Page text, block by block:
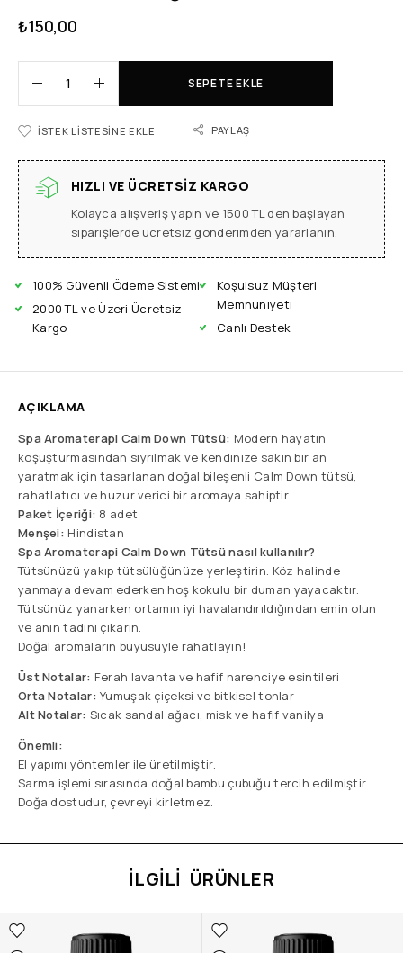
₺150,00
SEPETE EKLE
İSTEK LISTESINE EKLE PAYLAŞ
HIZLI VE ÜCRETSIZ KARGO
Kolayca alışveriş yapın ve 1500 TL den başlayan
siparişlerde ücretsiz gönderimden yararlanın.
100% Güvenli Ödeme Sistemi
2000 TL ve Üzeri Ücretsiz
Kargo
Koşulsuz Müşteri
Memnuniyeti
Canlı Destek
AÇIKLAMA
Spa Aromaterapi Calm Down Tütsü: Modern hayatın
koşuşturmasından sıyrılmak ve kendinize sakin bir an
yaratmak için tasarlanan doğal bileşenli Calm Down tütsü,
rahatlatıcı ve huzur verici bir aromaya sahiptir.
Paket İçeriği: 8 adet
Menşei: Hindistan
Spa Aromaterapi Calm Down Tütsü nasıl kullanılır?
Tütsünüzü yakıp tütsülüğünüze yerleştirin. Köz halinde
yanmaya devam ederken hoş kokulu bir duman yayacaktır.
Tütsünüz yanarken ortamın iyi havalandırıldığından emin olun
ve anın tadını çıkarın.
Doğal aromaların büyüsüyle rahatlayın!
Üst Notalar: Ferah lavanta ve hafif narenciye esintileri
Orta Notalar: Yumuşak çiçeksi ve bitkisel tonlar
Alt Notalar: Sıcak sandal ağacı, misk ve hafif vanilya
Önemli:
El yapımı yöntemler ile üretilmiştir.
Sarma işlemi sırasında doğal bambu çubuğu tercih edilmiştir.
Doğa dostudur, çevreyi kirletmez.
İLGILI ÜRÜNLER